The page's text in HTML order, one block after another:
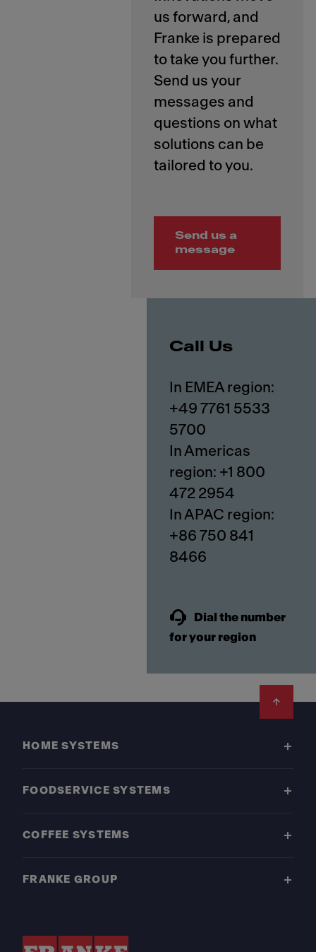
us forward, and
Franke is prepared
to take you further.
Send us your
messages and
questions on what
solutions can be
Send us a
message
Call Us
In EMEA region:
+49 7761 5533
5700
In Americas
region: +1 800
472 2954
In APAC region:
+86 750 841
8466
Dial the number
for your region
HOME SYSTEMS
FOODSERVICE SYSTEMS
COFFEE SYSTEMS
FRANKE GROUP